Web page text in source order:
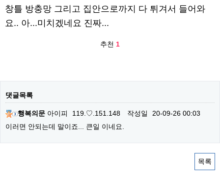
창틀 방충망 그리고 집안으로까지 다 튀겨서 들어와
요.. 아...미치겠네요 진짜...
추천 1
댓글목록
행복의문 아이피 119.♡.151.148 작성일
20-09-26 00:03
이러면 안되는데 말이죠... 큰일 이네요.
목록